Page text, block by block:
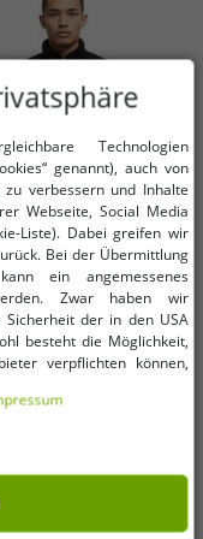
Größen
S
Flight Mountainside
FV7448-010 Schwarz
Technologien
genannt), auch von
verbessern und Inhalte
Webseite, Social Media
Liste). Dabei greifen wir
Bei der Übermittlung
ein angemessenes
Zwar haben wir
der in den USA
besteht die Möglichkeit,
verpflichten können,
ein wirksamer
gem. Art. 49 Abs. 1 lit. a
USA für einverstanden
Wahl, ob nur notwendige
darüber hinaus weitere